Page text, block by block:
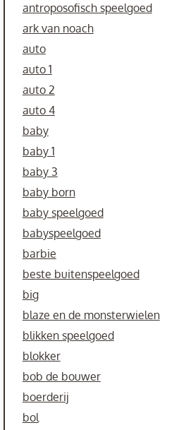
antroposofisch speelgoed
ark van noach
auto
auto 1
auto 2
auto 4
baby
baby 1
baby 3
baby born
baby speelgoed
babyspeelgoed
barbie
beste buitenspeelgoed
big
blaze en de monsterwielen
blikken speelgoed
blokker
bob de bouwer
boerderij
bol